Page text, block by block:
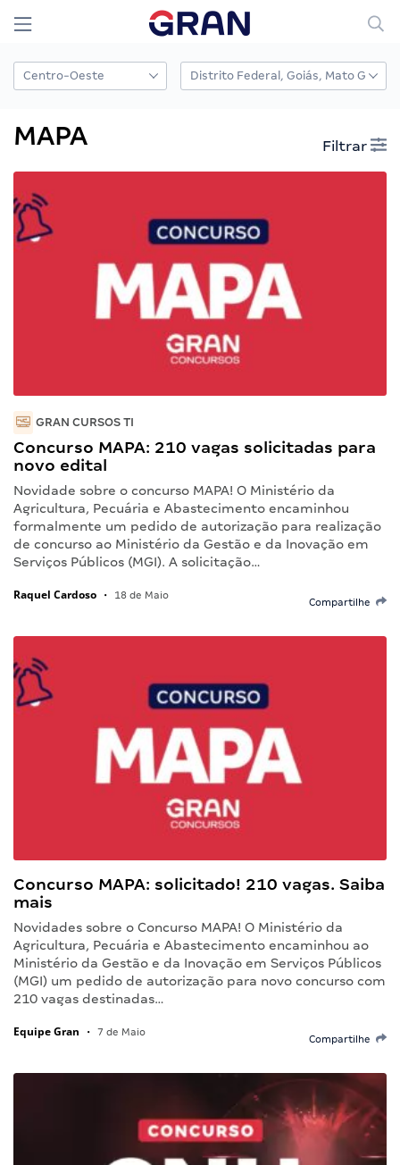
MAPA Filtrar
GRAN CURSOS TI
Concurso MAPA: 210 vagas solicitadas para
novo edital
Novidade sobre o concurso MAPA! O Ministério da
Agricultura, Pecuária e Abastecimento encaminhou
formalmente um pedido de autorização para realização
de concurso ao Ministério da Gestão e da Inovação em
Serviços Públicos (MGI). A solicitação…
Raquel Cardoso • 18 de Maio
Compartilhe
Concurso MAPA: solicitado! 210 vagas. Saiba
mais
Novidades sobre o Concurso MAPA! O Ministério da
Agricultura, Pecuária e Abastecimento encaminhou ao
Ministério da Gestão e da Inovação em Serviços Públicos
(MGI) um pedido de autorização para novo concurso com
210 vagas destinadas…
Equipe Gran • 7 de Maio
Compartilhe